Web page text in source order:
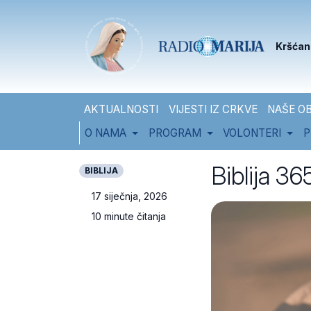
AKTUALNOSTI VIJESTI IZ CRKVE
NAŠE
O NAMA
PROGRAM VOLONTERI
BIBLIJA
17 siječnja, 2026
10 minute čitanja
Biblija